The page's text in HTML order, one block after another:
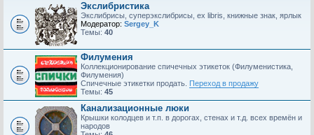
Экслибристика
Экслибрисы, суперэкслибрисы, ex libris, книжные знак, ярлык
Модератор: Sergey_K
Темы: 40
Филумения
Коллекционирование спичечных этикеток (Филуменистика,
Филумения)
Спичечные этикетки продать. Переход в продажу
Темы: 45
Канализационные люки
Крышки колодцев и т.п. в дорогах, стенах и т.д. всех времён и
народов